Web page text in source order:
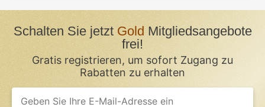
Schalten Sie jetztGold Mitgliedsangebote
frei!
Gratis registrieren, um sofort Zugang zu
Rabatten zu erhalten
If
you